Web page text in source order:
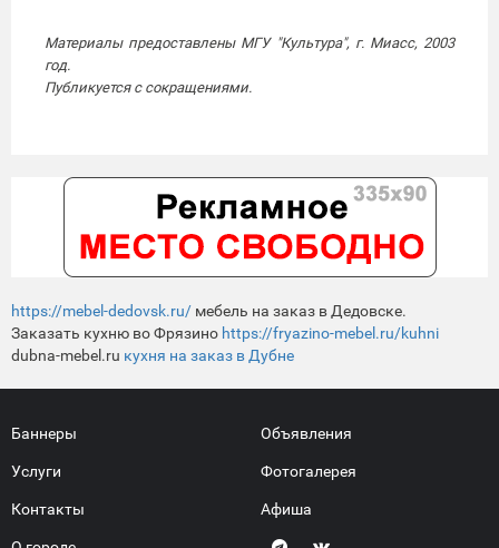
Материалы предоставлены МГУ "Культура", г. Миасс, 2003
год.
Публикуется с сокращениями.
https://mebel-dedovsk.ru/ мебель на заказ в Дедовске.
Заказать кухню во Фрязино https://fryazino-mebel.ru/kuhni
dubna-mebel.ru кухня на заказ в Дубне
Баннеры
Услуги
Контакты
Объявления
Фотогалерея
Афиша